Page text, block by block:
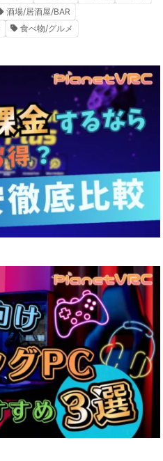
酒場/居酒屋/BAR
食べ物/グルメ